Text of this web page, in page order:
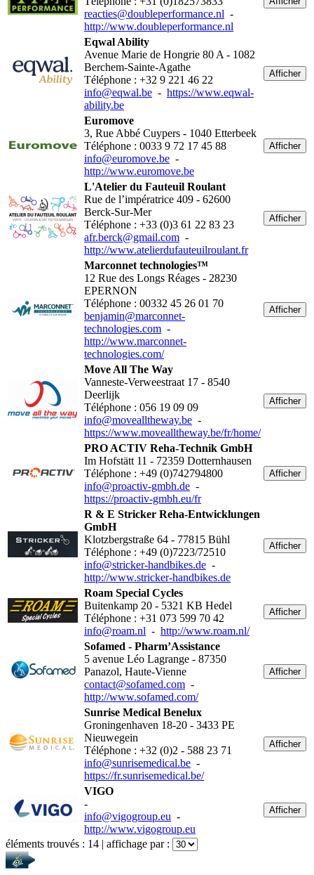
reacties@doubleperformance.nl -
http://www.doubleperformance.nl
Eqwal Ability
Avenue Marie de Hongrie 80 A - 1082
Berchem-Sainte-Agathe
Téléphone : +32 9 221 46 22
info@eqwal.be - https://www.eqwal-
ability.be
Afficher
Euromove
3, Rue Abbé Cuypers - 1040 Etterbeek
Téléphone : 0033 9 72 17 45 88
info@euromove.be -
http://www.euromove.be
Afficher
L'Atelier du Fauteuil Roulant
Rue de l’impératrice 409 - 62600
Berck-Sur-Mer
Téléphone : +33 (0)3 61 22 83 23
afr.berck@gmail.com -
http://www.atelierdufauteuilroulant.fr
Afficher
Marconnet technologies™
12 Rue des Longs Réages - 28230
EPERNON
Téléphone : 00332 45 26 01 70
benjamin@marconnet-
technologies.com -
http://www.marconnet-
technologies.com/
Afficher
Move All The Way
Vanneste-Verweestraat 17 - 8540
Deerlijk
Téléphone : 056 19 09 09
info@movealltheway.be -
https://www.movealltheway.be/fr/home/
Afficher
PRO ACTIV Reha-Technik GmbH
Im Hofstätt 11 - 72359 Dotternhausen
Téléphone : +49 (0)742794800
info@proactiv-gmbh.de -
https://proactiv-gmbh.eu/fr
Afficher
R & E Stricker Reha-Entwicklungen
GmbH
Klotzbergstraße 64 - 77815 Bühl
Téléphone : +49 (0)7223/72510
info@stricker-handbikes.de -
http://www.stricker-handbikes.de
Afficher
Roam Special Cycles
Buitenkamp 20 - 5321 KB Hedel
Téléphone : +31 073 599 70 42
info@roam.nl - http://www.roam.nl/
Afficher
Sofamed - Pharm’Assistance
5 avenue Léo Lagrange - 87350
Panazol, Haute-Vienne
contact@sofamed.com -
http://www.sofamed.com/
Afficher
Sunrise Medical Benelux
Groningenhaven 18-20 - 3433 PE
Nieuwegein
Téléphone : +32 (0)2 - 588 23 71
info@sunrisemedical.be -
https://fr.sunrisemedical.be/
Afficher
VIGO
-
info@vigogroup.eu -
http://www.vigogroup.eu
Afficher
éléments trouvés : 14 | affichage par :